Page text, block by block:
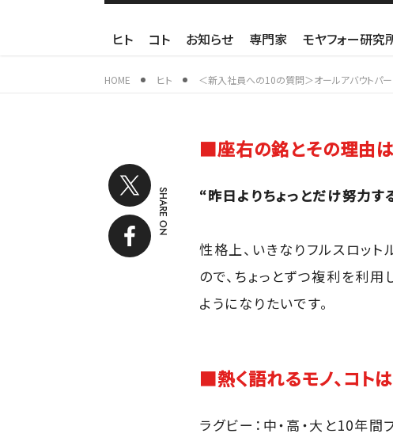
ヒト コト お知らせ 専門家 モヤフォー研究
HOME ヒト ＜新入社員への10の質問＞オールアバウトパー
SHARE ON
■座右の銘とその理由
“昨日よりちょっとだけ努力す
性格上、いきなりフルスロッ
ので、ちょっとずつ複利を利
ようになりたいです。
■熱く語れるモノ、コト
ラグビー：中・高・大と10年間